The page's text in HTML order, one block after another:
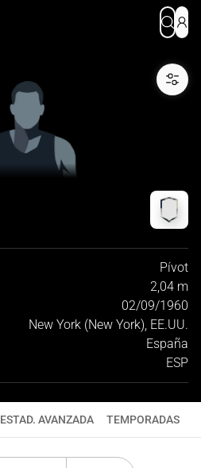
Pívot
2,04 m
02/09/1960
New York (New York), EE.UU.
España
ESP
ESTAD. AVANZADA TEMPORADAS